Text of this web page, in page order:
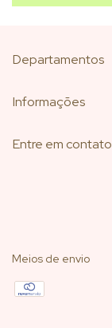
Departamentos
Informações
Entre em contato
Meios de envio